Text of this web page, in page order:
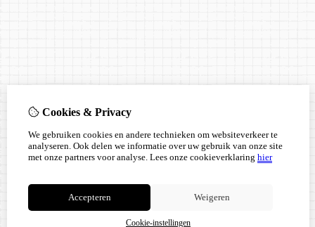
Cookies & Privacy
We gebruiken cookies en andere technieken om websiteverkeer te
analyseren. Ook delen we informatie over uw gebruik van onze site
met onze partners voor analyse. Lees onze cookieverklaring hier
Accepteren Weigeren
Cookie-instellingen